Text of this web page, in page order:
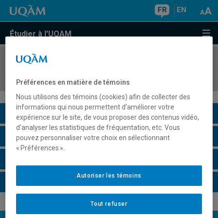
FR EN
Étudier à l'UQAM
COURS//
Description du cours
Horaire - Été 2026
Préférences en matière de témoins
Nous utilisons des témoins (cookies) afin de collecter des
informations qui nous permettent d’améliorer votre
expérience sur le site, de vous proposer des contenus vidéo,
d’analyser les statistiques de fréquentation, etc. Vous
pouvez personnaliser votre choix en sélectionnant
« Préférences ».
Tout refuser
Autoriser les témoins